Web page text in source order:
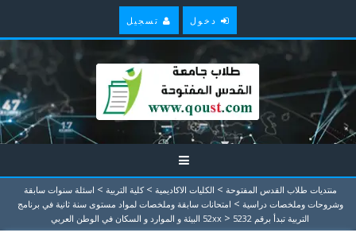
دخول تسجيل
منتديات طلاب القدس المفتوحة > الكليات الاكاديمية > كلية التربية > اسئلة سنوات سابقة
وشروحات وملخصات دراسية > امتحانات سابقة وملخصات لمواد مستوى سنة ثانية في برنامج
التربية تبدأ برقم 52xx
> 5232 البيئة و الموارد و السكان في الوطن العربي